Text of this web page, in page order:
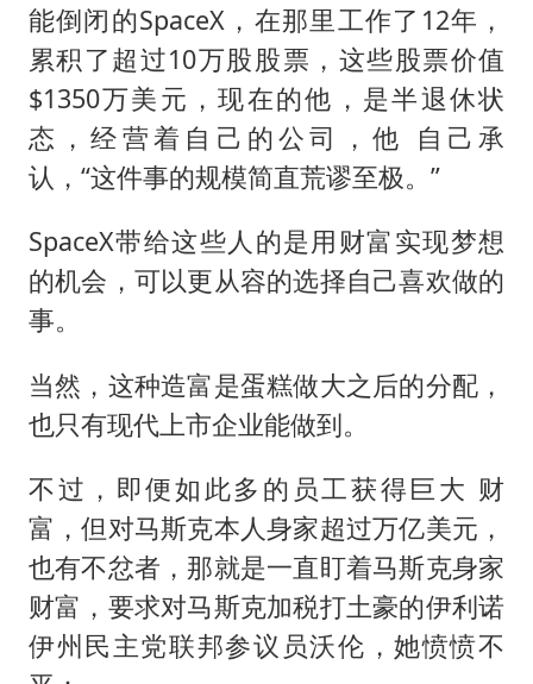
能倒闭的SpaceX，在那里工作了12年，
累积了超过10万股股票，这些股票价值
$1350万美元，现在的他，是半退休状
态，经营着自己的公司，他 自己承
认，“这件事的规模简直荒谬至极。”
SpaceX带给这些人的是用财富实现梦想
的机会，可以更从容的选择自己喜欢做的
事。
当然，这种造富是蛋糕做大之后的分配，
也只有现代上市企业能做到。
不过，即便如此多的员工获得巨大 财
富，但对马斯克本人身家超过万亿美元，
也有不忿者，那就是一直盯着马斯克身家
财富，要求对马斯克加税打土豪的伊利诺
伊州民主党联邦参议员沃伦，她愤愤不